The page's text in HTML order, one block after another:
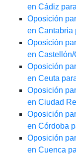
en Cádiz
Oposición
en Cantabria
Oposición
en
Oposición
en Ceuta
Oposición
en Ciudad
Oposición
en Córdoba
Oposición
en Cuenca